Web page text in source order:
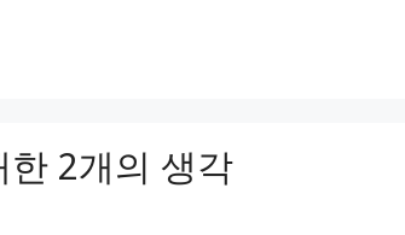
한 2개의 생각